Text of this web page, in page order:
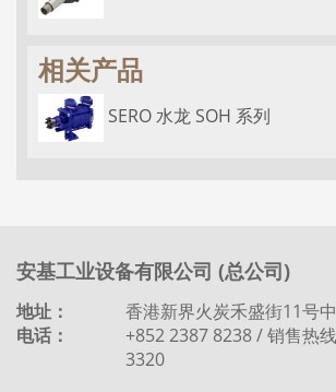
相关产品
SERO 水龙 SOH 系列
安基工业设备有限公司 (总公司)
地址：
香港新界火炭禾盛街11号
电话：
+852 2387 8238 / 销售热
3320